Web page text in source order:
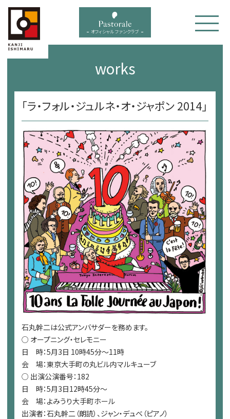
menu オフィシャル ファンクラブ
works
「ラ・フォル・ジュルネ・オ・ジャポン 2014」
石丸幹二は公式アンバサダーを務めます。
○ オープニング・セレモニー
日 時：5月3日 10時45分～11時
会 場：東京大手町の丸ビル内マルキューブ
○ 出演公演番号：182
日 時：5月3日12時45分～
会 場：よみうり大手町ホール
出演者：石丸幹二（朗読）、ジャン・デュベ（ピアノ）